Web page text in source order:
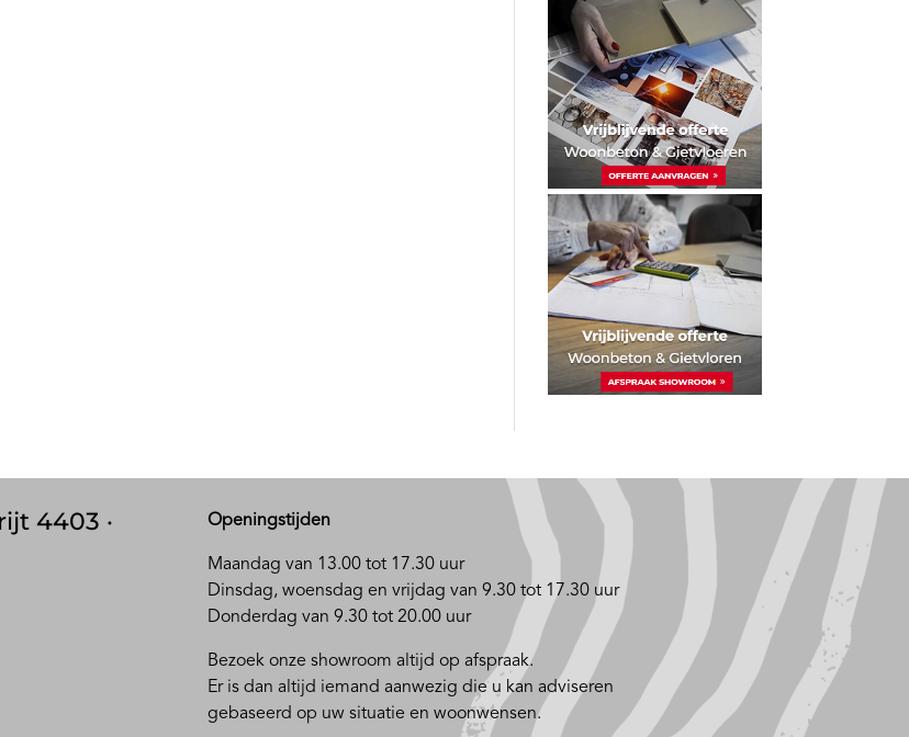
4403 ·
Openingstijden
Maandag van 13.00 tot 17.30 uur
Dinsdag, woensdag en vrijdag van 9.30 tot 17.30 uur
Donderdag van 9.30 tot 20.00 uur
Bezoek onze showroom altijd op afspraak.
Er is dan altijd iemand aanwezig die u kan adviseren
gebaseerd op uw situatie en woonwensen.